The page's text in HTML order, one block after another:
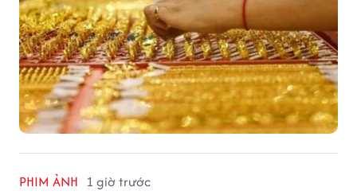
PHIM ẢNH 1 giờ trước